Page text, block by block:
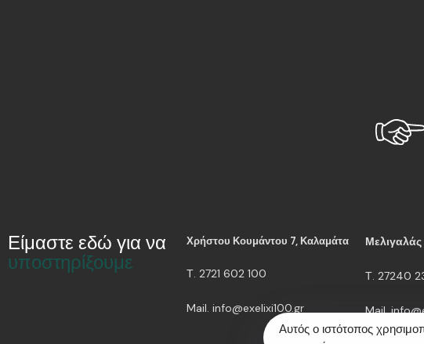
Είμαστε εδώ για να
υποστηρίξουμε
Χρήστου Κουμάντου 7, Καλαμάτα
Τ. 2721 602 100
Mail. info@exelixi100.gr
Μελιγαλάς
Τ. 27240
Mail.
Αυτός ο ιστότοπος